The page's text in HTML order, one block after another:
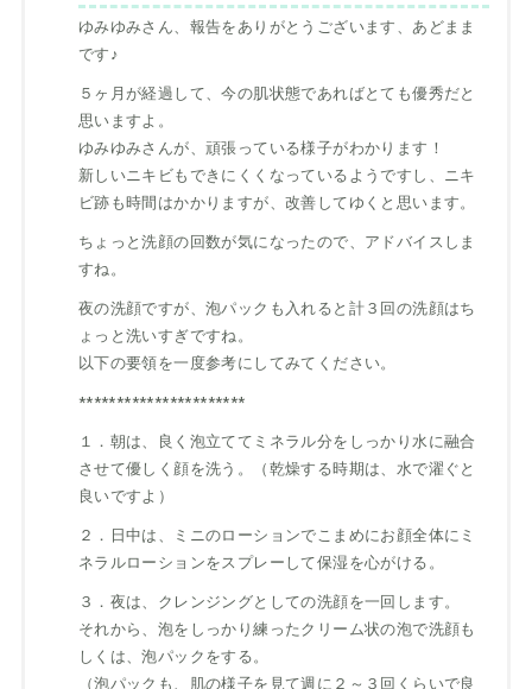
ゆみゆみさん、報告をありがとうございます、あどまま
です♪
５ヶ月が経過して、今の肌状態であればとても優秀だと
思いますよ。
ゆみゆみさんが、頑張っている様子がわかります！
新しいニキビもできにくくなっているようですし、ニキ
ビ跡も時間はかかりますが、改善してゆくと思います。
ちょっと洗顔の回数が気になったので、アドバイスしま
すね。
夜の洗顔ですが、泡パックも入れると計３回の洗顔はち
ょっと洗いすぎですね。
以下の要領を一度参考にしてみてください。
**********************
１．朝は、良く泡立ててミネラル分をしっかり水に融合
させて優しく顔を洗う。（乾燥する時期は、水で濯ぐと
良いですよ）
２．日中は、ミニのローションでこまめにお顔全体にミ
ネラルローションをスプレーして保湿を心がける。
３．夜は、クレンジングとしての洗顔を一回します。
それから、泡をしっかり練ったクリーム状の泡で洗顔も
しくは、泡パックをする。
（泡パックも、肌の様子を見て週に２～３回くらいで良